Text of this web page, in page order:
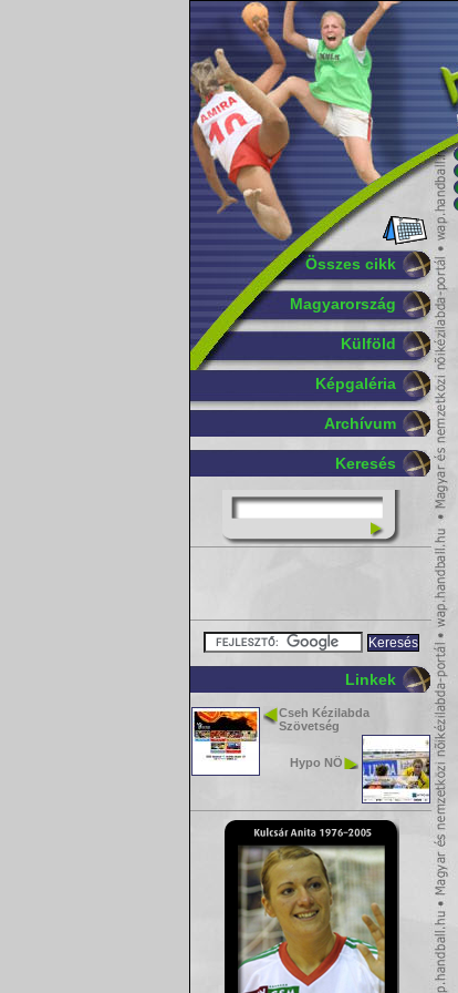
Összes cikk
Magyarország
Külföld
Képgaléria
Archívum
Keresés
Linkek
Cseh Kézilabda
Szövetség
Hypo NÖ